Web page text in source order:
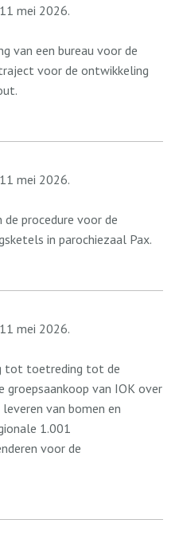
mei 2026.
van een bureau voor de
voor de ontwikkeling
mei 2026.
de procedure voor de
in parochiezaal Pax.
mei 2026.
tot toetreding tot de
groepsaankoop van IOK over
van bomen en
1.001
voor de